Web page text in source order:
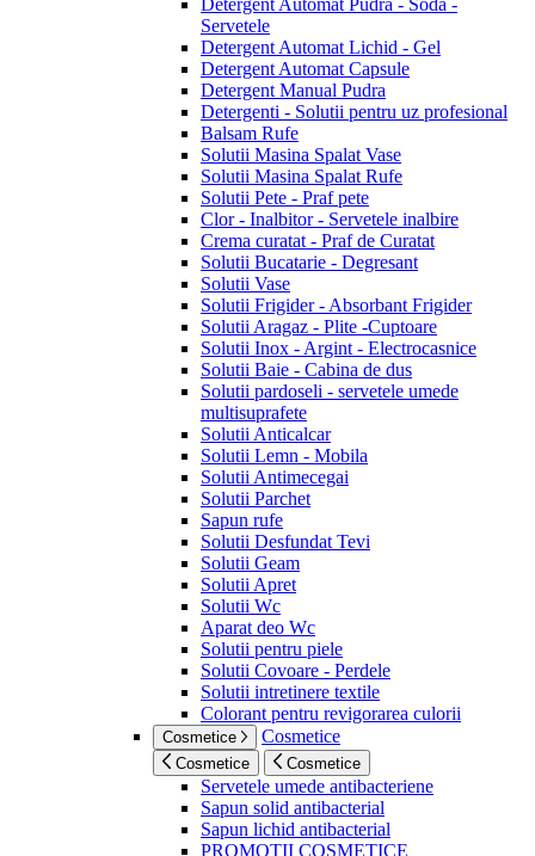
Detergent Automat Pudra - Soda -
Servetele
Detergent Automat Lichid - Gel
Detergent Automat Capsule
Detergent Manual Pudra
Detergenti - Solutii pentru uz profesional
Balsam Rufe
Solutii Masina Spalat Vase
Solutii Masina Spalat Rufe
Solutii Pete - Praf pete
Clor - Inalbitor - Servetele inalbire
Crema curatat - Praf de Curatat
Solutii Bucatarie - Degresant
Solutii Vase
Solutii Frigider - Absorbant Frigider
Solutii Aragaz - Plite -Cuptoare
Solutii Inox - Argint - Electrocasnice
Solutii Baie - Cabina de dus
Solutii pardoseli - servetele umede
multisuprafete
Solutii Anticalcar
Solutii Lemn - Mobila
Solutii Antimecegai
Solutii Parchet
Sapun rufe
Solutii Desfundat Tevi
Solutii Geam
Solutii Apret
Solutii Wc
Aparat deo Wc
Solutii pentru piele
Solutii Covoare - Perdele
Solutii intretinere textile
Colorant pentru revigorarea culorii
Cosmetice Cosmetice
Cosmetice Cosmetice
Servetele umede antibacteriene
Sapun solid antibacterial
Sapun lichid antibacterial
PROMOTII COSMETICE